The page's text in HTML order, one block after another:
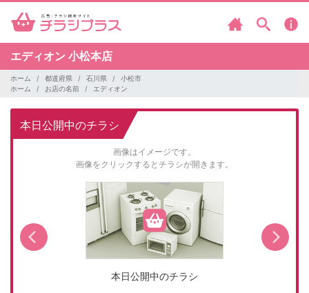
エディオン 小松本店
ホーム 都道府県 石川県
小松市
ホーム
お店の名前 エディオン
本日公開中のチラシ
画像はイメージです。
画像をクリックするとチラシが開きます。
本日公開中のチラシ